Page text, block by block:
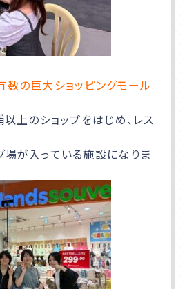
の巨大ショッピングモール
上のショップをはじめ、レス
が入っている施設になりま